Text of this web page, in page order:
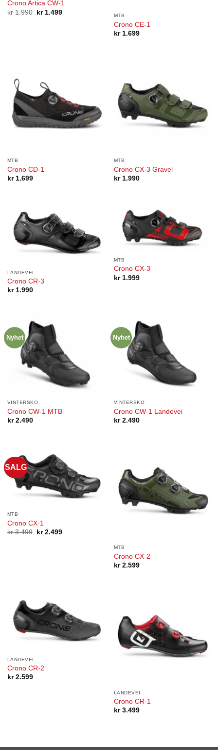
Crono Artica CW-1
kr1.990
Opprinnelig
kr1.499Nåværende
MTB
Crono CE-1
kr1.699
MTB
Crono CD-1
kr1.699
MTB
Crono CX-3 Gravel
kr1.990
LANDEVEI
Crono CR-3
kr1.990
MTB
Crono CX-3
kr1.999
Nyhet
VINTERSKO
Crono CW-1 MTB
kr2.490
Nyhet
VINTERSKO
Crono CW-1 Landevei
kr2.490
SALG
MTB
Crono CX-1
kr3.499
Opprinnelig
kr2.499Nåværende
MTB
Crono CX-2
kr2.599
LANDEVEI
Crono CR-2
kr2.599
LANDEVEI
Crono CR-1
kr3.499